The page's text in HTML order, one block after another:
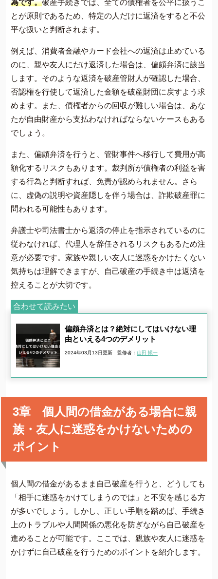
為です。破産手続きでは、全ての債権者を公平に扱うこ
とが原則であるため、特定の人だけに返済をすると不公
平な扱いと判断されます。
例えば、消費者金融やカード会社への返済は止めている
のに、親や友人にだけ返済した場合は、偏頗弁済に該当
します。そのような返済を破産管財人が確認した場合、
否認権を行使して返済した金額を破産財団に戻すよう求
めます。また、債権者からの回収が難しい場合は、あな
たが自由財産から支払わなければならないケースもある
でしょう。
また、偏頗弁済を行うと、管財事件へ移行して費用が高
額化するリスクもあります。裁判所が債権者の利益を害
する行為と判断すれば、免責が認められません。さら
に、虚偽の説明や資産隠しを伴う場合は、詐欺破産罪に
問われる可能性もあります。
弁護士や司法書士から返済の停止を指示されているのに
従わなければ、代理人を辞任されるリスクもあるため注
意が必要です。家族や親しい友人に迷惑をかけたくない
気持ちは理解できますが、自己破産の手続き中は返済を
控えることが大切です。
合わせて読みたい
偏頗弁済とは？絶対にしてはいけない理
由といえる4つのデメリット
2024年03月13日更新 監修者： 山田 愼一
3章 個人間の借金がある場合に親
族・友人に迷惑をかけないための
ポイント
個人間の借金があるまま自己破産を行うと、どうしても
「相手に迷惑をかけてしまうのでは」と不安を感じる方
が多いでしょう。しかし、正しい手順を踏めば、手続き
上のトラブルや人間関係の悪化を防ぎながら自己破産を
進めることが可能です。ここでは、親族や友人に迷惑を
かけずに自己破産を行うためのポイントを紹介します。